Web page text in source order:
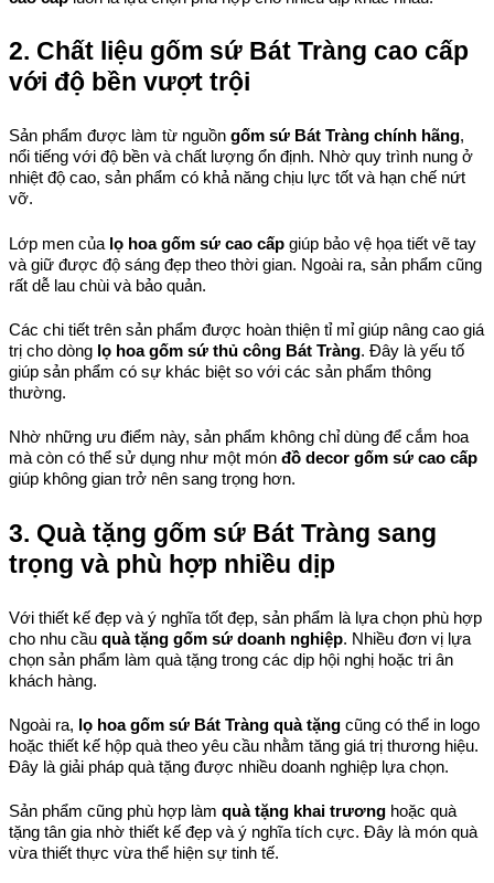
2. Chất liệu gốm sứ Bát Tràng cao cấp
với độ bền vượt trội
Sản phẩm được làm từ nguồn gốm sứ Bát Tràng chính hãng,
nổi tiếng với độ bền và chất lượng ổn định. Nhờ quy trình nung ở
nhiệt độ cao, sản phẩm có khả năng chịu lực tốt và hạn chế nứt
vỡ.
Lớp men của lọ hoa gốm sứ cao cấp giúp bảo vệ họa tiết vẽ tay
và giữ được độ sáng đẹp theo thời gian. Ngoài ra, sản phẩm cũng
rất dễ lau chùi và bảo quản.
Các chi tiết trên sản phẩm được hoàn thiện tỉ mỉ giúp nâng cao giá
trị cho dòng lọ hoa gốm sứ thủ công Bát Tràng. Đây là yếu tố
giúp sản phẩm có sự khác biệt so với các sản phẩm thông
thường.
Nhờ những ưu điểm này, sản phẩm không chỉ dùng để cắm hoa
mà còn có thể sử dụng như một món đồ decor gốm sứ cao cấp
giúp không gian trở nên sang trọng hơn.
3. Quà tặng gốm sứ Bát Tràng sang
trọng và phù hợp nhiều dịp
Với thiết kế đẹp và ý nghĩa tốt đẹp, sản phẩm là lựa chọn phù hợp
cho nhu cầu quà tặng gốm sứ doanh nghiệp. Nhiều đơn vị lựa
chọn sản phẩm làm quà tặng trong các dịp hội nghị hoặc tri ân
khách hàng.
Ngoài ra, lọ hoa gốm sứ Bát Tràng quà tặng cũng có thể in logo
hoặc thiết kế hộp quà theo yêu cầu nhằm tăng giá trị thương hiệu.
Đây là giải pháp quà tặng được nhiều doanh nghiệp lựa chọn.
Sản phẩm cũng phù hợp làm quà tặng khai trương hoặc quà
tặng tân gia nhờ thiết kế đẹp và ý nghĩa tích cực. Đây là món quà
vừa thiết thực vừa thể hiện sự tinh tế.